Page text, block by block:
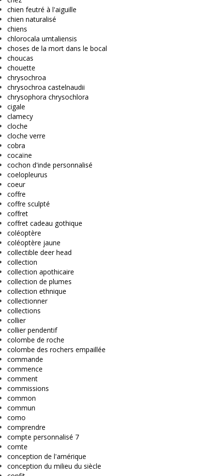
chien feutré à l'aiguille
chien naturalisé
chiens
chlorocala umtaliensis
choses de la mort dans le bocal
choucas
chouette
chrysochroa
chrysochroa castelnaudii
chrysophora chrysochlora
cigale
clamecy
cloche
cloche verre
cobra
cocaïne
cochon d'inde personnalisé
coelopleurus
coeur
coffre
coffre sculpté
coffret
coffret cadeau gothique
coléoptère
coléoptère jaune
collectible deer head
collection
collection apothicaire
collection de plumes
collection ethnique
collectionner
collections
collier
collier pendentif
colombe de roche
colombe des rochers empaillée
commande
commence
comment
commissions
common
commun
como
comprendre
compte personnalisé 7
comte
conception de l'amérique
conception du milieu du siècle